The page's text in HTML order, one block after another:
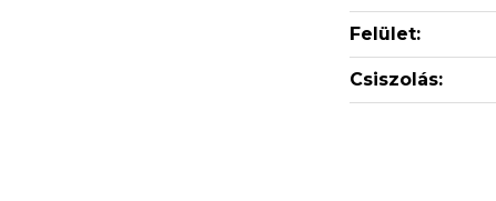
Felület:
Csiszolás: